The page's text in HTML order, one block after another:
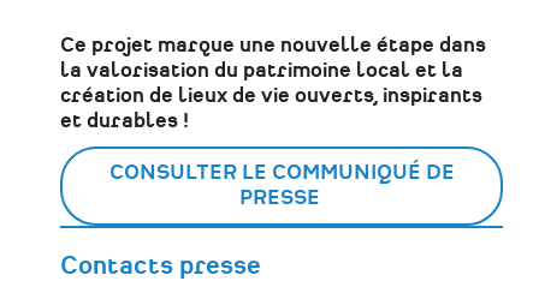
Ce projet marque une nouvelle étape dans
la valorisation du patrimoine local et la
création de lieux de vie ouverts, inspirants
et durables !
CONSULTER LE COMMUNIQUÉ DE
PRESSE
Contacts presse